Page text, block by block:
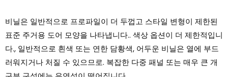
비닐은 일반적으로 프로파일이 더 두껍고 스타일 변형이 제한된
표준 주거용 도어 모양을 나타냅니다.. 색상 옵션이 더 제한적입니
다., 일반적으로 흰색 또는 연한 담황색, 어두운 비닐은 열에 부드
러워지거나 처질 수 있으므로. 복잡한 다중 패널 또는 매우 큰 개